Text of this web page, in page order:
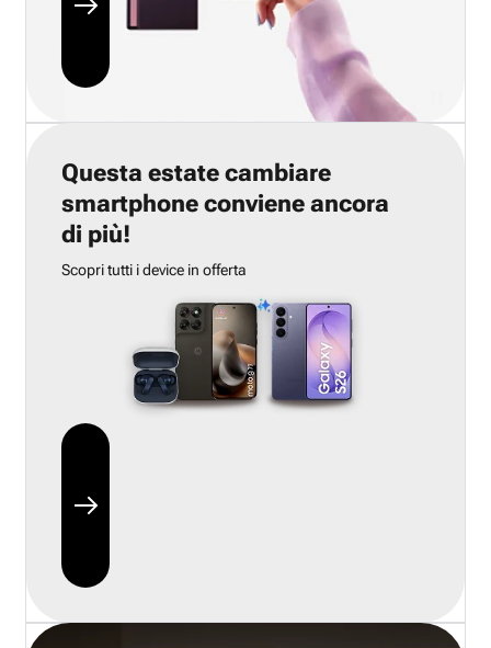
Questa estate cambiare
smartphone conviene ancora
di più!
Scopri tutti i device in offerta